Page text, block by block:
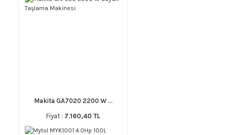
Makita GA7020 2200 W ...
Fiyat : 7.160,40 TL